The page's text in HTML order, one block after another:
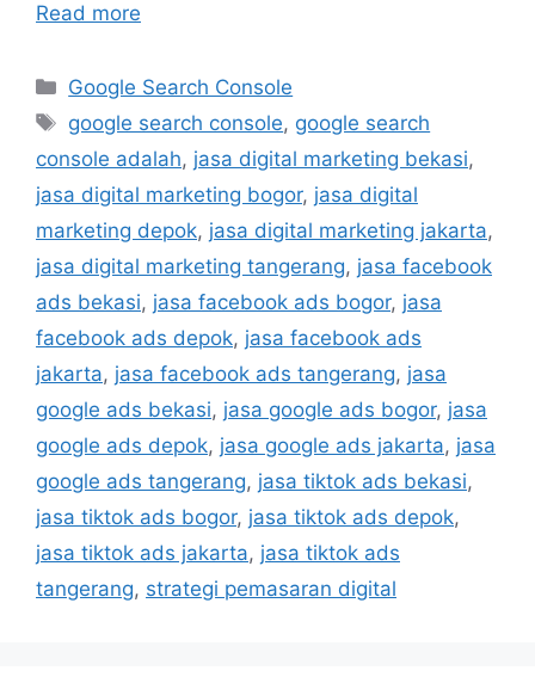
Read more
Google Search Console
google search console, google search
console adalah, jasa digital marketing bekasi,
jasa digital marketing bogor, jasa digital
marketing depok, jasa digital marketing jakarta,
jasa digital marketing tangerang, jasa facebook
ads bekasi, jasa facebook ads bogor, jasa
facebook ads depok, jasa facebook ads
jakarta, jasa facebook ads tangerang, jasa
google ads bekasi, jasa google ads bogor, jasa
google ads depok, jasa google ads jakarta, jasa
google ads tangerang, jasa tiktok ads bekasi,
jasa tiktok ads bogor, jasa tiktok ads depok,
jasa tiktok ads jakarta, jasa tiktok ads
tangerang, strategi pemasaran digital